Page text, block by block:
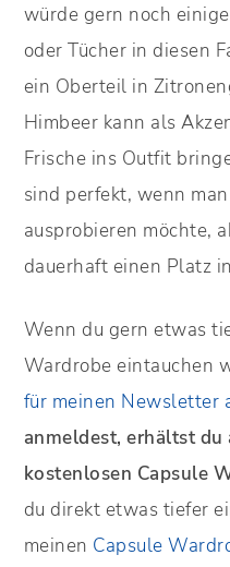
würde gern noch
oder Tücher in diesen
ein Oberteil in
Himbeer kann als
Frische ins Outfit
sind perfekt, wenn
ausprobieren möchte,
dauerhaft einen Platz
Wenn du gern etwas
Wardrobe eintauchen
für meinen Newsletter
anmeldest, erhältst du
kostenlosen Capsule
du direkt etwas tiefer
meinen Capsule